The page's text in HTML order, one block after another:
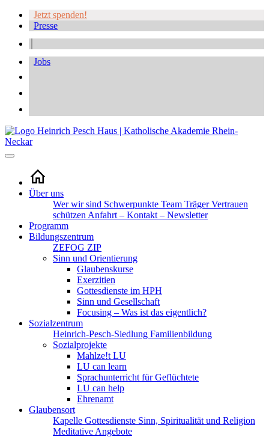
Jetzt spenden!
Presse
Jobs
Über uns
Wer wir sind Schwerpunkte Team TrägerVertrauen
schützen Anfahrt – Kontakt – Newsletter
Programm
Bildungszentrum
ZEFOG ZIP
Sinn und Orientierung
Glaubenskurse
Exerzitien
Gottesdienste im HPH
Sinn und Gesellschaft
Focusing – Was ist das eigentlich?
Sozialzentrum
Heinrich-Pesch-Siedlung Familienbildung
Sozialprojekte
Mahlze!t LU
LU can learn
Sprachunterricht für Geflüchtete
LU can help
Ehrenamt
Glaubensort
Kapelle Gottesdienste Sinn, Spiritualität und Religion
Meditative Angebote